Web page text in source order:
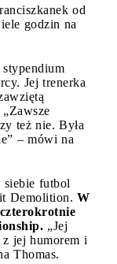
od
godzin na
stypendium
Jej trenerka
też nie. Była
– mówi na
siebie futbol
Demolition. W
„Jej
z jej humorem i
Thomas.